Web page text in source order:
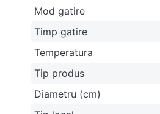
Mod gatire
Timp gatire
Temperatura
Tip produs
Diametru (cm)